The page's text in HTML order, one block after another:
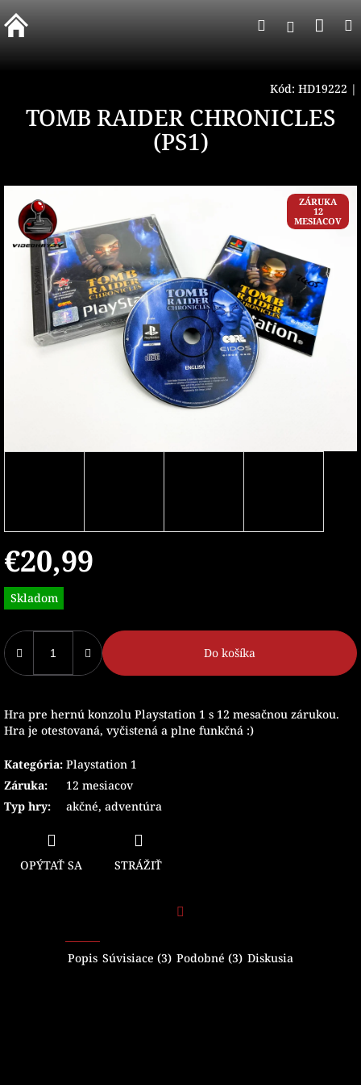
na
obsah
Hľadať
Kód: HD19222 |
TOMB RAIDER CHRONICLES
(PS1)
ZÁRUKA
12
MESIACOV
€20,99
Jednotková
cena:
Skladom
Do košíka
Hra pre hernú konzolu Playstation 1 s 12 mesačnou zárukou.
Hra je otestovaná, vyčistená a plne funkčná :)
Kategória: Playstation 1
Záruka:
12 mesiacov
Typ hry: akčné, adventúra
OPÝTAŤ SA STRÁŽIŤ
Popis Súvisiace (3) Podobné (3) Diskusia